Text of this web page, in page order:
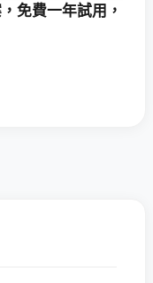
免費一年試用，